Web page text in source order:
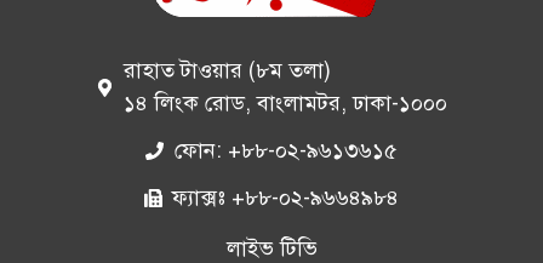
রাহাত টাওয়ার (৮ম তলা)
১৪ লিংক রোড, বাংলামটর, ঢাকা-১০০০
ফোন: +৮৮-০২-৯৬১৩৬১৫
ফ্যাক্সঃ +৮৮-০২-৯৬৬৪৯৮৪
লাইভ টিভি